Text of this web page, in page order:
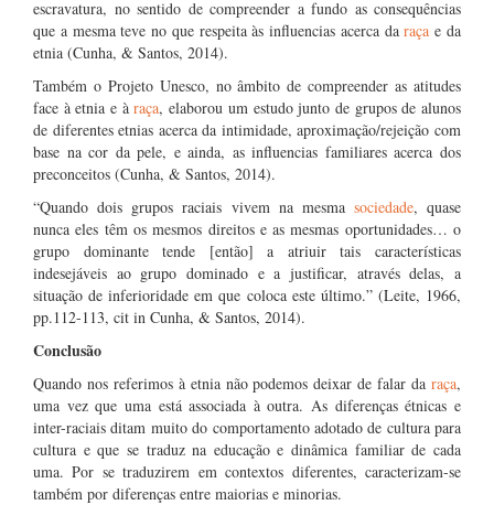
escravatura, no sentido de compreender a fundo as consequências
que a mesma teve no que respeita às influencias acerca daraça e da
etnia (Cunha, & Santos, 2014).
Também o Projeto Unesco, no âmbito de compreender as atitudes
face à etnia e àraça, elaborou um estudo junto de grupos de alunos
de diferentes etnias acerca da intimidade, aproximação/rejeição com
base na cor da pele, e ainda, as influencias familiares acerca dos
preconceitos (Cunha, & Santos, 2014).
“Quando dois grupos raciais vivem na mesma sociedade, quase
nunca eles têm os mesmos direitos e as mesmas oportunidades… o
grupo dominante tende [então] a atriuir tais características
indesejáveis ao grupo dominado e a justificar, através delas, a
situação de inferioridade em que coloca este último.” (Leite, 1966,
pp.112-113, cit in Cunha, & Santos, 2014).
Conclusão
Quando nos referimos à etnia não podemos deixar de falar da raça,
uma vez que uma está associada à outra. As diferenças étnicas e
inter-raciais ditam muito do comportamento adotado de cultura para
cultura e que se traduz na educação e dinâmica familiar de cada
uma. Por se traduzirem em contextos diferentes, caracterizam-se
também por diferenças entre maiorias e minorias.